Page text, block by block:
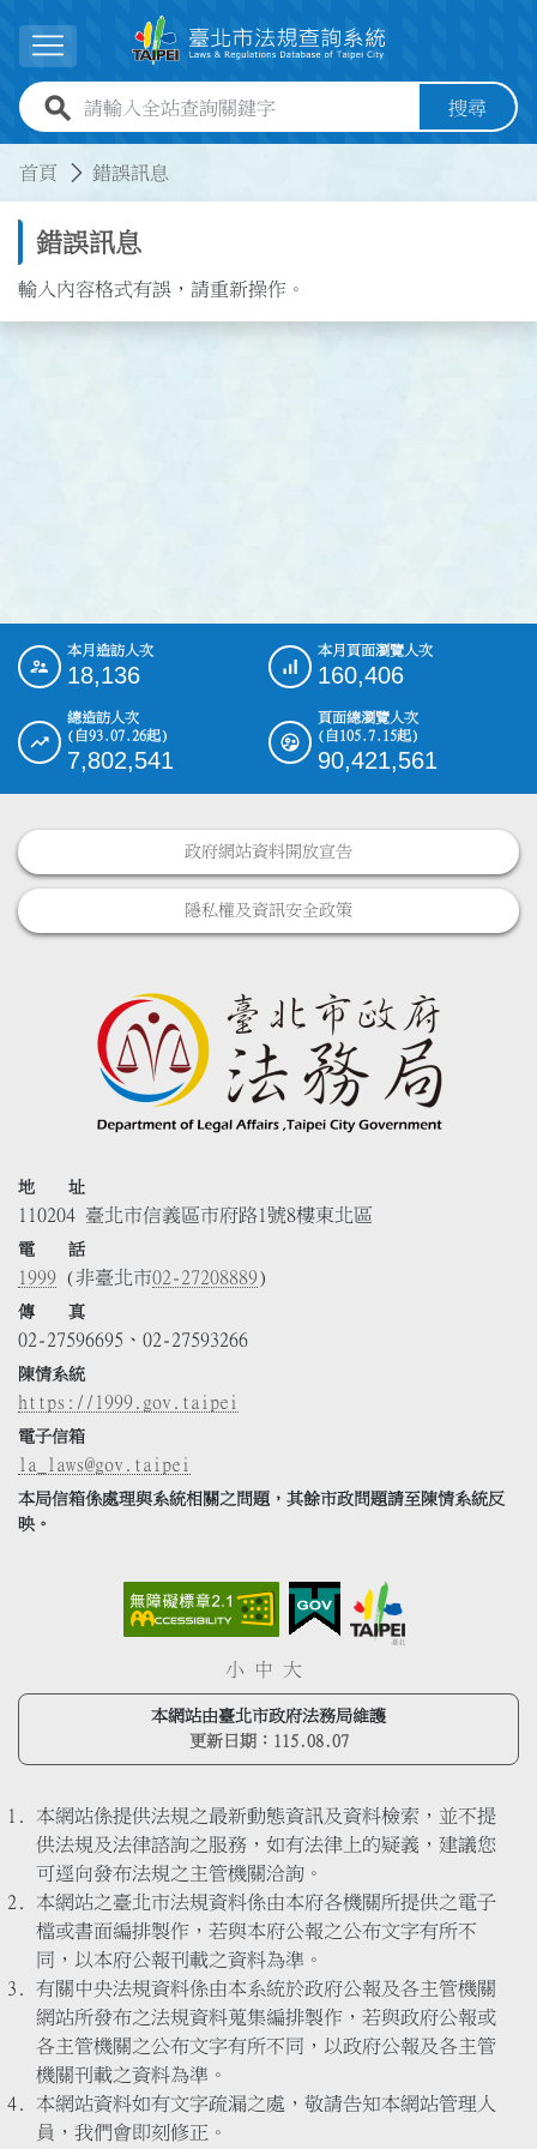
展開選單
全站查詢關鍵字欄位 搜尋
首頁 錯誤訊息
錯誤訊息
輸入內容格式有誤，請重新操作。
::: 本月造訪人次
18,136
本月頁面瀏覽人次
160,406
總造訪人次
(自93.07.26起)
7,802,541
頁面總瀏覽人次
(自105.7.15起)
90,421,561
政府網站資料開放宣告
隱私權及資訊安全政策
地 址
110204 臺北市信義區市府路1號8樓東北區
電 話
1999 (非臺北市02-27208889)
傳 真
02-27596695、02-27593266
陳情系統
https://1999.gov.taipei
電子信箱
la_laws@gov.taipei
本局信箱係處理與系統相關之問題，其餘市政問題請至陳情系統反
映。
小 中 大
本網站由臺北市政府法務局維護
更新日期： 115.08.07
本網站係提供法規之最新動態資訊及資料檢索，並不提
供法規及法律諮詢之服務，如有法律上的疑義，建議您
可逕向發布法規之主管機關洽詢。
本網站之臺北市法規資料係由本府各機關所提供之電子
檔或書面編排製作，若與本府公報之公布文字有所不
同，以本府公報刊載之資料為準。
有關中央法規資料係由本系統於政府公報及各主管機關
網站所發布之法規資料蒐集編排製作，若與政府公報或
各主管機關之公布文字有所不同，以政府公報及各主管
機關刊載之資料為準。
本網站資料如有文字疏漏之處，敬請告知本網站管理人
員，我們會即刻修正。